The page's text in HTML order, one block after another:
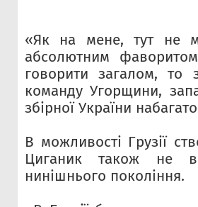
«Як на мене, тут не
абсолютним
говорити загалом, то
команду Угорщини,
збірної України
В можливості Грузії
Циганик також не
нинішнього покоління.